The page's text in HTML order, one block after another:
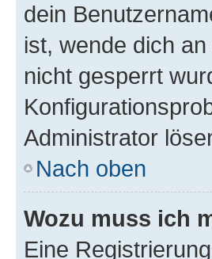
dein
ist, wende dich
nicht gesperrt
Administrator
Nach oben
Wozu muss ich
Eine